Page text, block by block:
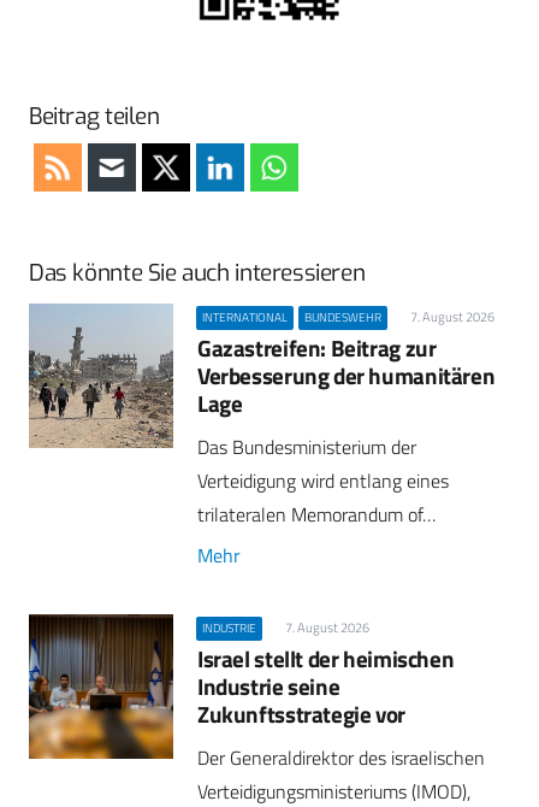
Beitrag teilen
Das könnte Sie auch interessieren
INTERNATIONAL BUNDESWEHR 7. August 2026
Gazastreifen: Beitrag zur
Verbesserung der humanitären
Lage
Das Bundesministerium der
Verteidigung wird entlang eines
trilateralen Memorandum of…
Mehr
INDUSTRIE 7. August 2026
Israel stellt der heimischen
Industrie seine
Zukunftsstrategie vor
Der Generaldirektor des israelischen
Verteidigungsministeriums (IMOD),